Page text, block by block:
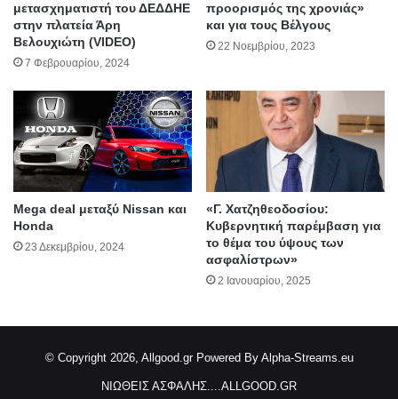
μετασχηματιστή του ΔΕΔΔΗΕ
στην πλατεία Άρη
Βελουχιώτη (VIDEO)
7 Φεβρουαρίου, 2024
προορισμός της χρονιάς»
και για τους Βέλγους
22 Νοεμβρίου, 2023
Mega deal μεταξύ Nissan και
Honda
23 Δεκεμβρίου, 2024
«Γ. Χατζηθεοδοσίου:
Κυβερνητική παρέμβαση για
το θέμα του ύψους των
ασφαλίστρων»
2 Ιανουαρίου, 2025
© Copyright 2026, Allgood.gr Powered By Alpha-Streams.eu
ΝΙΩΘΕΙΣ ΑΣΦΑΛΗΣ....ALLGOOD.GR